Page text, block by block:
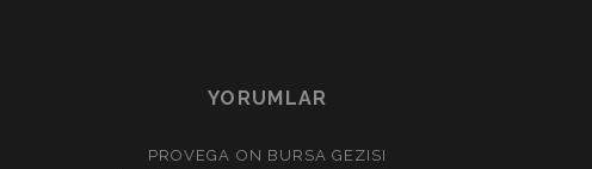
YORUMLAR
PROVEGA ON BURSA GEZISI